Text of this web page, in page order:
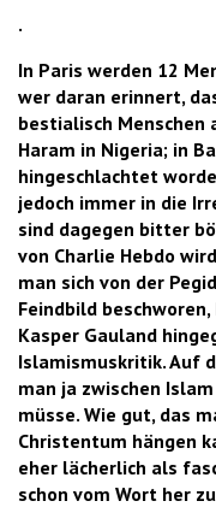
.
In Paris werden 12
wer daran erinnert,
bestialisch Menschen
Haram in Nigeria; in
hingeschlachtet
jedoch immer in die
sind dagegen bitter
von Charlie Hebdo
man sich von der
Feindbild beschworen,
Kasper Gauland
Islamismuskritik. Auf
man ja zwischen
müsse. Wie gut, das
Christentum hängen
eher lächerlich als
schon vom Wort her